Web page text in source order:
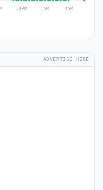
ADVERTISE HERE